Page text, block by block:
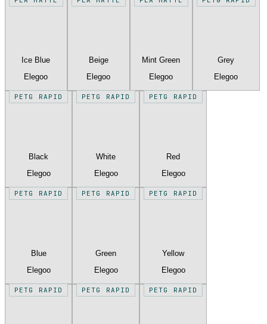
Ice Blue
Elegoo
Beige
Elegoo
Mint Green
Elegoo
Grey
Elegoo
PETG RAPID
Black
Elegoo
PETG RAPID
White
Elegoo
PETG RAPID
Red
Elegoo
PETG RAPID
Blue
Elegoo
PETG RAPID
Green
Elegoo
PETG RAPID
Yellow
Elegoo
PETG RAPID PETG RAPID PETG RAPID